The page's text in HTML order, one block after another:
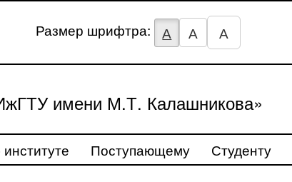
Размер шрифтра: А А А
имени М.Т. Калашникова»
Поступающему Студенту